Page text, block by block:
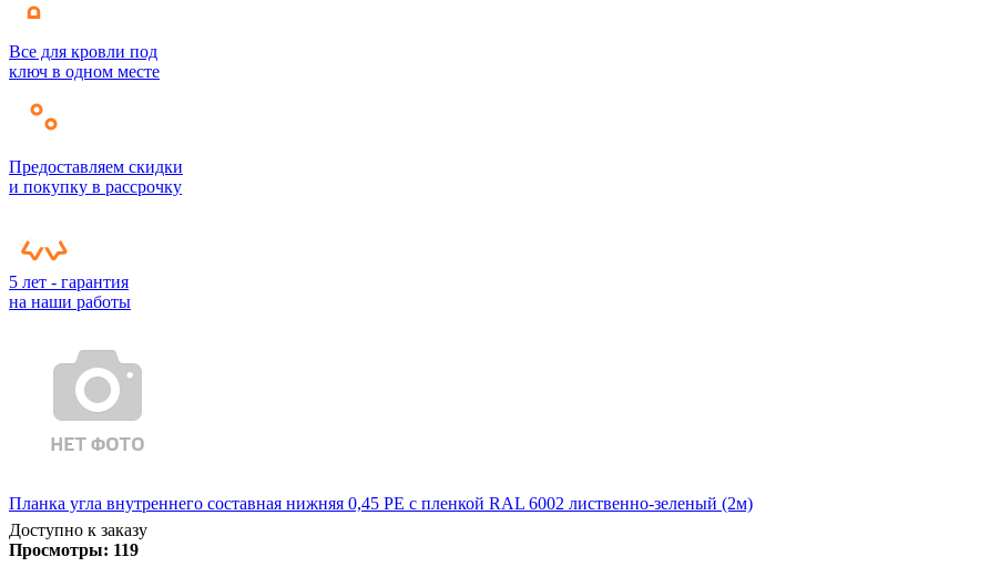
Все для кровли под
ключ в одном месте
Предоставляем скидки
и покупку в рассрочку
5 лет - гарантия
на наши работы
Планка угла внутреннего составная нижняя 0,45 PE с пленкой RAL 6002 лиственно-зеленый (2м)
Доступно к заказу
Просмотры: 119